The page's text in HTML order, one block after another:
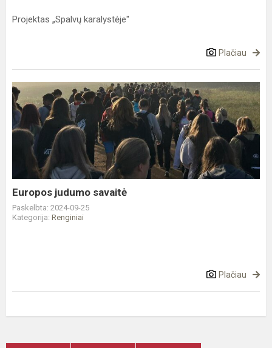
Projektas „Spalvų karalystėje"
Plačiau
Europos
judumo
savaitė
Europos judumo savaitė
Paskelbta: 2024-09-25
Kategorija: Renginiai
Plačiau